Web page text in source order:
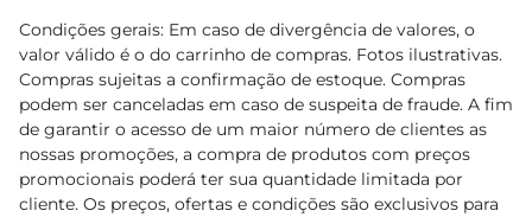
Condições gerais: Em caso de divergência de valores, o
valor válido é o do carrinho de compras. Fotos ilustrativas.
Compras sujeitas a confirmação de estoque. Compras
podem ser canceladas em caso de suspeita de fraude. A fim
de garantir o acesso de um maior número de clientes as
nossas promoções, a compra de produtos com preços
promocionais poderá ter sua quantidade limitada por
cliente. Os preços, ofertas e condições são exclusivos para